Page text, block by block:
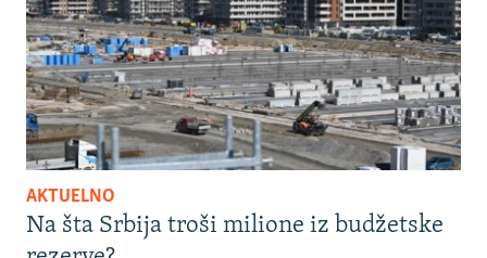
AKTUELNO
Na šta Srbija troši milione iz budžetske